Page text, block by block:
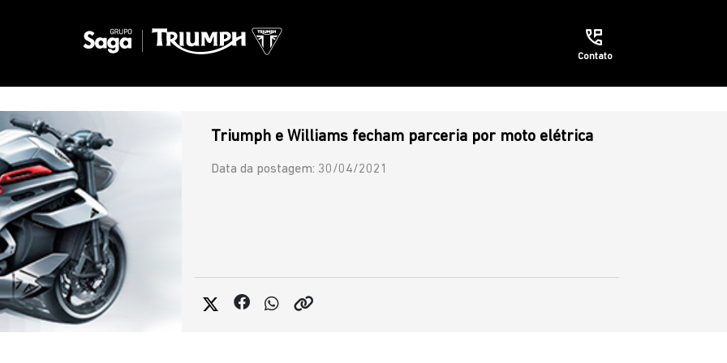
Contato
Triumph e Williams fecham parceria por moto elétrica
Data da postagem: 30/04/2021